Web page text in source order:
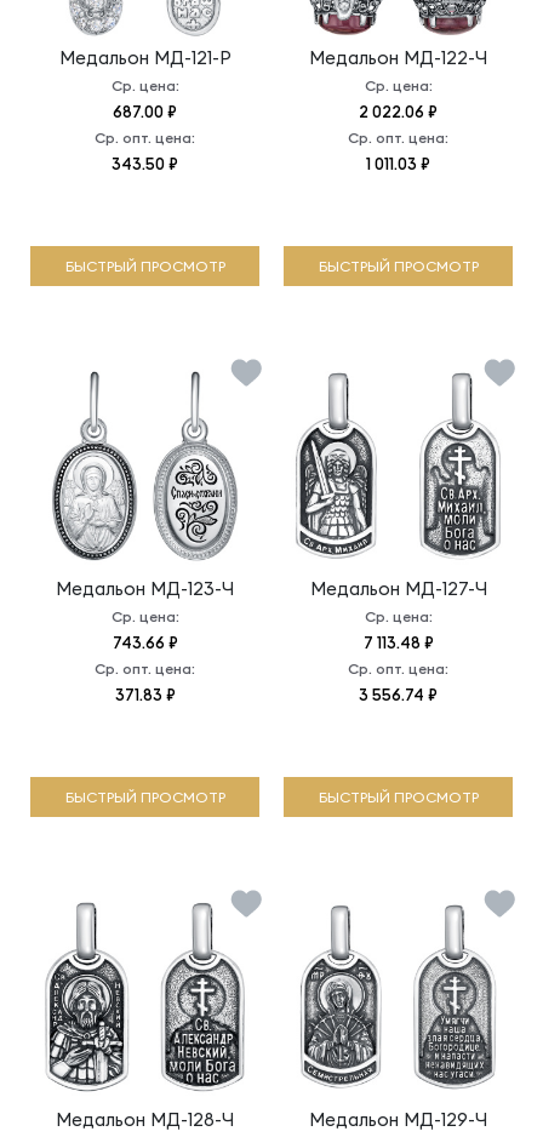
Медальон МД-121-Р
Ср. цена:
687.00 ₽
Ср. опт. цена:
343.50 ₽
БЫСТРЫЙ ПРОСМОТР
Медальон МД-122-Ч
Ср. цена:
2 022.06 ₽
Ср. опт. цена:
1 011.03 ₽
БЫСТРЫЙ ПРОСМОТР
Медальон МД-123-Ч
Ср. цена:
743.66 ₽
Ср. опт. цена:
371.83 ₽
БЫСТРЫЙ ПРОСМОТР
Медальон МД-127-Ч
Ср. цена:
7 113.48 ₽
Ср. опт. цена:
3 556.74 ₽
БЫСТРЫЙ ПРОСМОТР
Медальон МД-128-Ч Медальон МД-129-Ч